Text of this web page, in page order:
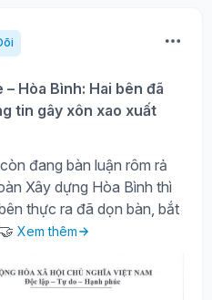
Hòa Bình: Hai bên đã
tin gây xôn xao xuất
đang bàn luận rôm rả
Xây dựng Hòa Bình thì
thực ra đã dọn bàn, bắt
Xem thêm